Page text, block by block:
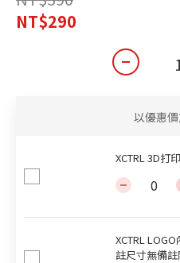
NT$290
以優惠
XCTRL 3D打
XCTRL
註尺寸無備